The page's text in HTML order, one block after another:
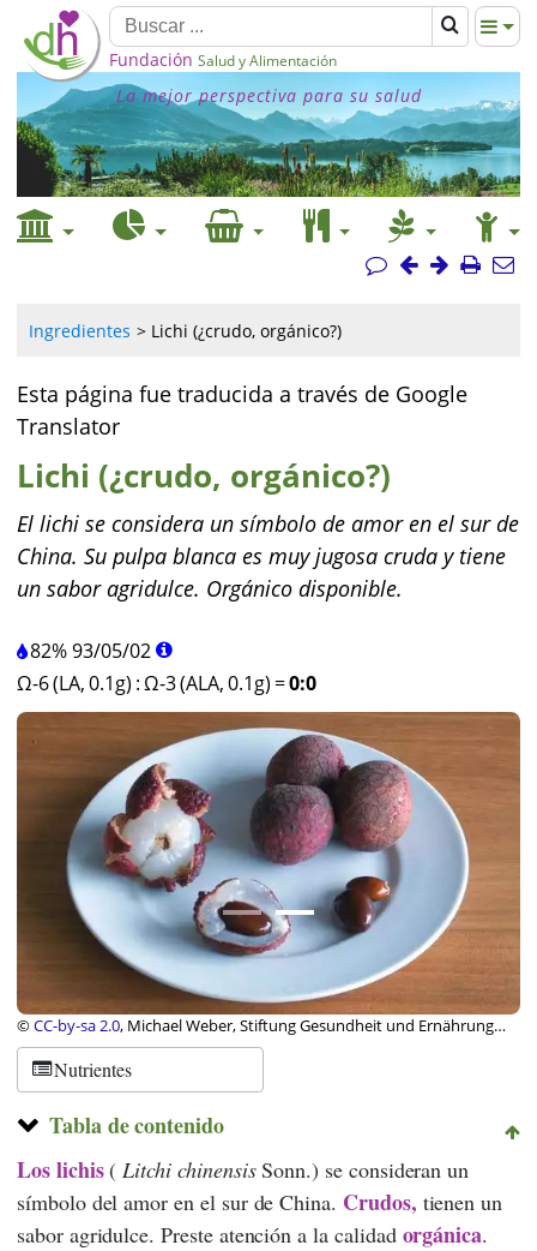
Fundación Salud y Alimentación
La mejor perspectiva para su salud
Ingredientes Lichi (¿crudo, orgánico?)
Esta página fue traducida a través de Google
Translator
Lichi (¿crudo, orgánico?)
El lichi se considera un símbolo de amor en el sur de
China. Su pulpa blanca es muy jugosa cruda y tiene
un sabor agridulce. Orgánico disponible.
82%93/05/02
Ω-6 (LA, 0.1g) :Ω-3 (ALA, 0.1g) =0:0
©CC-by-sa 2.0, Michael Weber, Stiftung Gesundheit und Ernährung
Schweiz
Nutrientes
Tabla de contenido
Los lichis( Litchi chinensisSonn.) se consideran un
símbolo del amor en el sur de China. Crudos, tienen un
sabor agridulce. Preste atención a la calidad orgánica.